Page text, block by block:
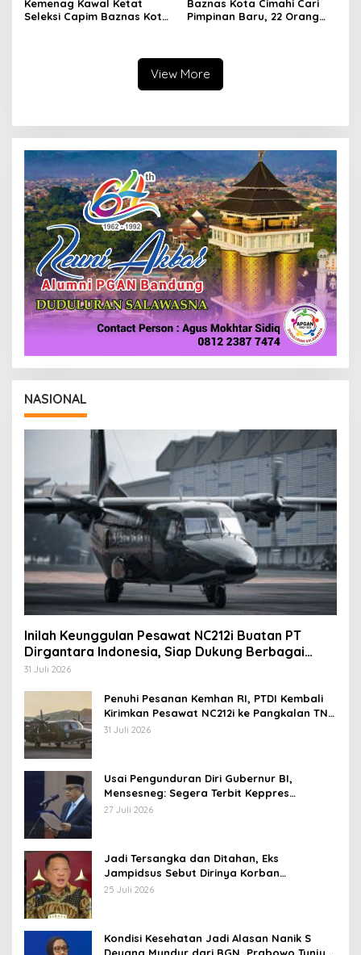
Kemenag Kawal Ketat
Seleksi Capim Baznas Kota
Baznas Kota Cimahi Cari
Pimpinan Baru, 22 Orang
View More
NASIONAL
Inilah Keunggulan Pesawat NC212i Buatan PT
Dirgantara Indonesia, Siap Dukung Berbagai
Operasi TNI
31 Juli 2026
Penuhi Pesanan Kemhan RI, PTDI Kembali
Kirimkan Pesawat NC212i ke Pangkalan TNI
AU
31 Juli 2026
Usai Pengunduran Diri Gubernur BI,
Mensesneg: Segera Terbit Keppres
Pemberhentian dengan Hormat
27 Juli 2026
Jadi Tersangka dan Ditahan, Eks
Jampidsus Sebut Dirinya Korban
Kriminalisasi
25 Juli 2026
Kondisi Kesehatan Jadi Alasan Nanik S